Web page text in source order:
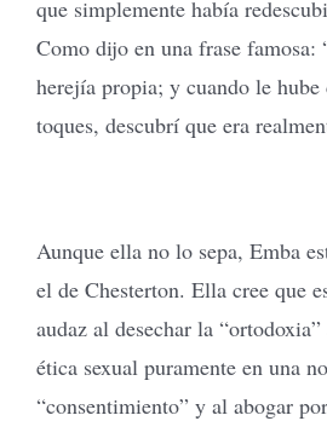
que simplemente había
Como dijo en una frase famosa:
herejía propia; y cuando le
toques, descubrí que era
Aunque ella no lo sepa, Emba
el de Chesterton. Ella cree que
audaz al desechar la
ética sexual puramente en una
“consentimiento” y al abogar